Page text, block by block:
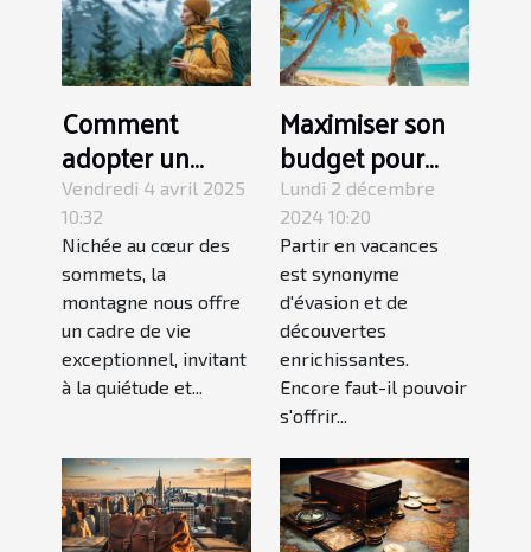
Comment
adopter un
mode de vie
écoresponsable
en montagne
Vendredi 4 avril 2025
10:32
Nichée au cœur des
sommets, la
montagne nous offre
un cadre de vie
exceptionnel, invitant
à la quiétude et...
Maximiser son
budget pour
des vacances
longue durée
Lundi 2 décembre
2024 10:20
Partir en vacances
est synonyme
d'évasion et de
découvertes
enrichissantes.
Encore faut-il pouvoir
s'offrir...